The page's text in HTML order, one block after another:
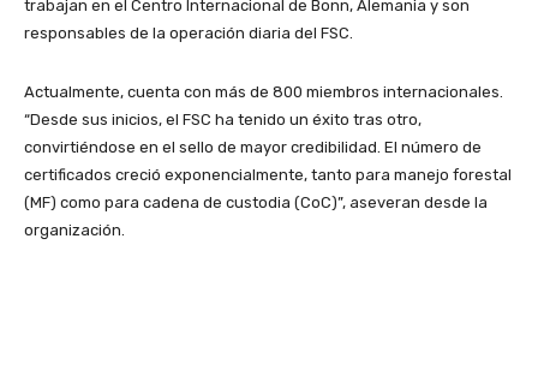
trabajan en el Centro Internacional de Bonn, Alemania y son
responsables de la operación diaria del FSC.
Actualmente, cuenta con más de 800 miembros internacionales.
“Desde sus inicios, el FSC ha tenido un éxito tras otro,
convirtiéndose en el sello de mayor credibilidad. El número de
certificados creció exponencialmente, tanto para manejo forestal
(MF) como para cadena de custodia (CoC)”, aseveran desde la
organización.